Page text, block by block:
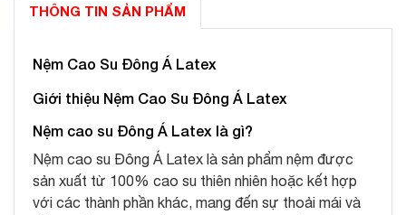
THÔNG TIN SẢN PHẨM
Nệm Cao Su Đông Á Latex
Giới thiệu Nệm Cao Su Đông Á Latex
Nệm cao su Đông Á Latex là gì?
Nệm cao su Đông Á Latex là sản phẩm nệm được
sản xuất từ 100% cao su thiên nhiên hoặc kết hợp
với các thành phần khác, mang đến sự thoải mái và